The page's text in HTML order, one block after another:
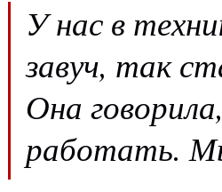
У нас в
завуч, так
Она
работать.